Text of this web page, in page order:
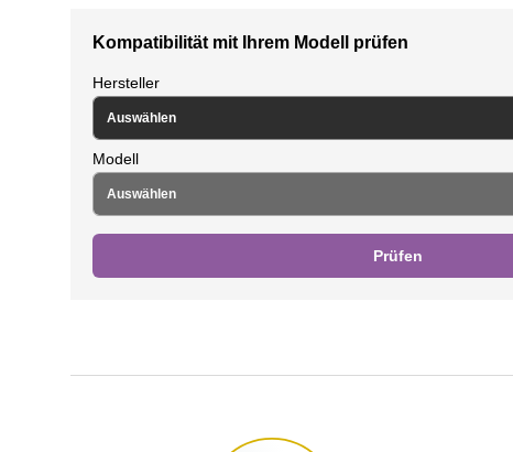
Kompatibilität mit Ihrem Modell prüfen
Hersteller
Modell
Prüfen